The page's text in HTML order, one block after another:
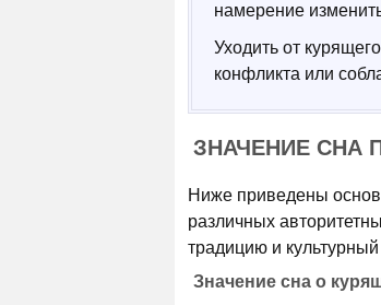
намерение
Уходить от
конфликта или
ЗНАЧЕНИЕ СНА
Ниже приведены
различных
традицию и
Значение сна о